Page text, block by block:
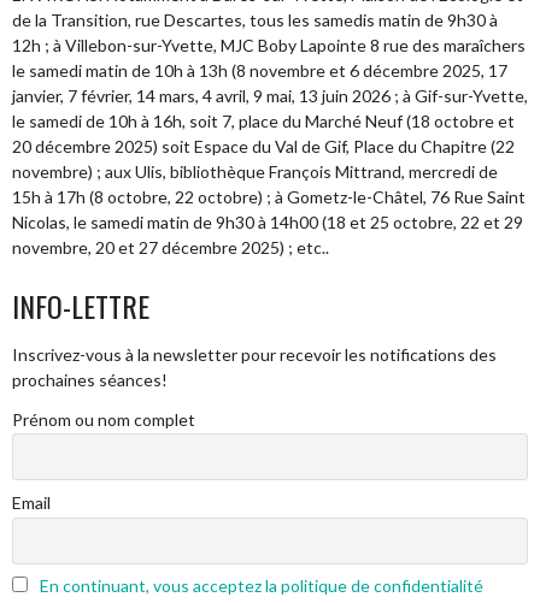
de la Transition, rue Descartes, tous les samedis matin de 9h30 à
12h ; à Villebon-sur-Yvette, MJC Boby Lapointe 8 rue des maraîchers
le samedi matin de 10h à 13h (8 novembre et 6 décembre 2025, 17
janvier, 7 février, 14 mars, 4 avril, 9 mai, 13 juin 2026 ; à Gif-sur-Yvette,
le samedi de 10h à 16h, soit 7, place du Marché Neuf (18 octobre et
20 décembre 2025) soit Espace du Val de Gif, Place du Chapitre (22
novembre) ; aux Ulis, bibliothèque François Mittrand, mercredi de
15h à 17h (8 octobre, 22 octobre) ; à Gometz-le-Châtel, 76 Rue Saint
Nicolas, le samedi matin de 9h30 à 14h00 (18 et 25 octobre, 22 et 29
novembre, 20 et 27 décembre 2025) ; etc..
INFO-LETTRE
Inscrivez-vous à la newsletter pour recevoir les notifications des
prochaines séances!
Prénom ou nom complet
Email
En continuant, vous acceptez la politique de confidentialité